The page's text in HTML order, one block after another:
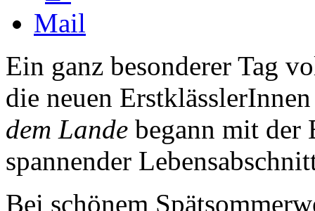
Ein ganz besonderer Tag
die neuen
dem Lande begann mit der
spannender
Bei schönem